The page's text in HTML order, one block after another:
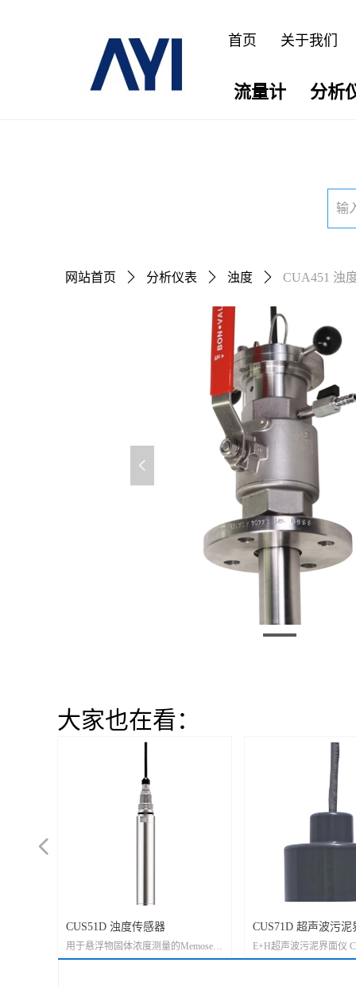
首页 关于我们
流量计 分析
网站首页 ꄲ 分析仪表 ꄲ 浊度 ꄲ CUA451 浊
넳
CUS51D 浊度传感器
用于悬浮物固体浓度测量的Memosens
传感器，适合各种污水场合的浊度测
CUS71D 超声波污泥
E+H超声波污泥界面仪
式传感器，用于水、污
넳
大家也在看：